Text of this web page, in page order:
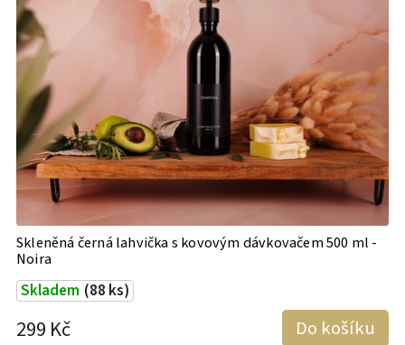
Skleněná černá lahvička s kovovým dávkovačem 500 ml -
Noira
Skladem (88 ks)
299 Kč Do košíku